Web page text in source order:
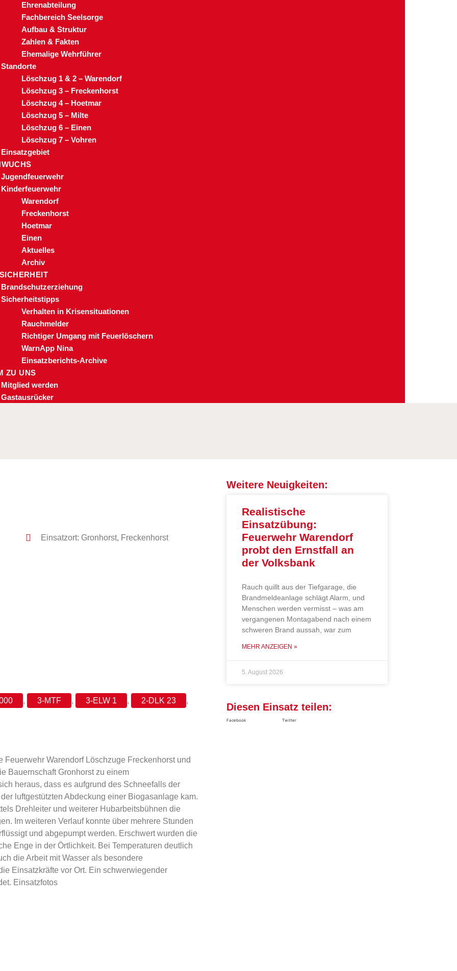
Ehrenabteilung
Fachbereich Seelsorge
Aufbau & Struktur
Zahlen & Fakten
Ehemalige Wehrführer
Standorte
Löschzug 1 & 2 – Warendorf
Löschzug 3 – Freckenhorst
Löschzug 4 – Hoetmar
Löschzug 5 – Milte
Löschzug 6 – Einen
Löschzug 7 – Vohren
Einsatzgebiet
Jugendfeuerwehr
Kinderfeuerwehr
Warendorf
Freckenhorst
Hoetmar
Einen
Aktuelles
Archiv
Brandschutzerziehung
Sicherheitstipps
Verhalten in Krisensituationen
Rauchmelder
Richtiger Umgang mit Feuerlöschern
WarnApp Nina
Einsatzberichts-Archive
ZU UNS
Mitglied werden
Gastausrücker
Einsatzort: Gronhorst, Freckenhorst
, 3-MTF , 3-ELW 1 , 2-DLK 23 ,
Warendorf Löschzuge Freckenhorst und
Bauernschaft Gronhorst zu einem
heraus, dass es aufgrund des Schneefalls der
luftgestützten Abdeckung einer Biogasanlage kam.
Drehleiter und weiterer Hubarbeitsbühnen die
Im weiteren Verlauf konnte über mehrere Stunden
und abgepumpt werden. Erschwert wurden die
Enge in der Örtlichkeit. Bei Temperaturen deutlich
die Arbeit mit Wasser als besondere
Einsatzkräfte vor Ort. Ein schwerwiegender
Einsatzfotos
Weitere Neuigkeiten:
Realistische
Einsatzübung:
Feuerwehr Warendorf
probt den Ernstfall an
der Volksbank
Rauch quillt aus der Tiefgarage, die
Brandmeldeanlage schlägt Alarm, und
Menschen werden vermisst – was am
vergangenen Montagabend nach einem
schweren Brand aussah, war zum
MEHR ANZEIGEN »
5. August 2026
Diesen Einsatz teilen:
Facebook Twitter